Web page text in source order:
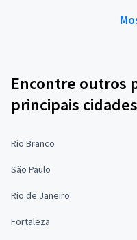
Encontre outros
principais cidades
Rio Branco
São Paulo
Rio de Janeiro
Fortaleza